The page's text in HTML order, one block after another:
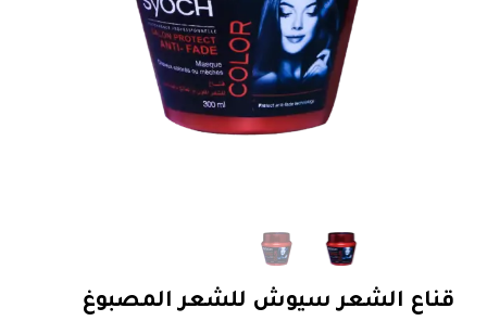
قناع الشعر سيوش للشعر المصبوغ